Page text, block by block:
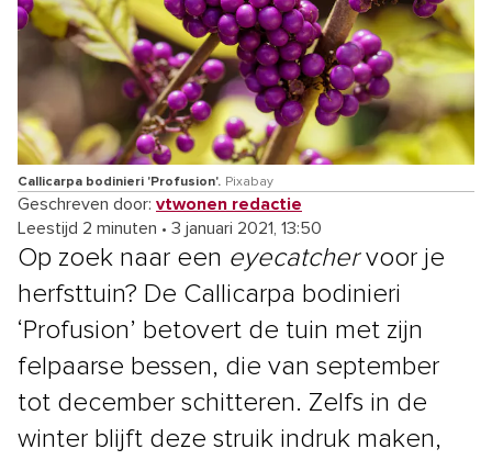
Callicarpa bodinieri 'Profusion'. Pixabay
Geschreven door: vtwonen redactie
Leestijd 2 minuten • 3 januari 2021, 13:50
Op zoek naar een eyecatchervoor je
herfsttuin? De Callicarpa bodinieri
‘Profusion’ betovert de tuin met zijn
felpaarse bessen, die van september
tot december schitteren. Zelfs in de
winter blijft deze struik indruk maken,